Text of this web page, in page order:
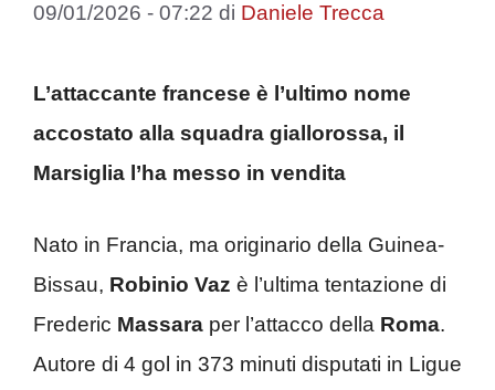
09/01/2026 - 07:22 di Daniele Trecca
L’attaccante francese è l’ultimo nome
accostato alla squadra giallorossa, il
Marsiglia l’ha messo in vendita
Nato in Francia, ma originario della Guinea-
Bissau, Robinio Vaz è l’ultima tentazione di
Frederic Massara per l’attacco della Roma.
Autore di 4 gol in 373 minuti disputati in Ligue